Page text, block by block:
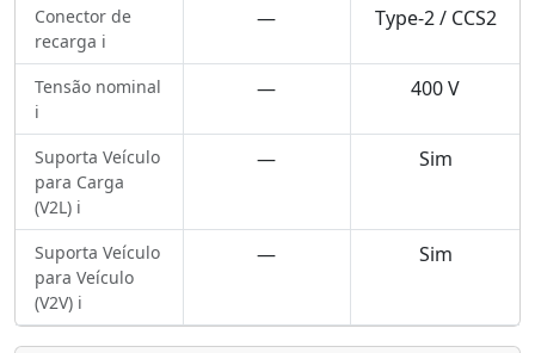
Conector de
recarga ℹ️
— Type-2 / CCS2
Tensão nominal
ℹ️
— 400 V
Suporta Veículo
para Carga
(V2L) ℹ️
— Sim
Suporta Veículo
para Veículo
(V2V) ℹ️
— Sim